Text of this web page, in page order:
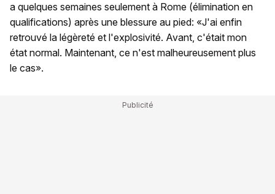
a quelques semaines seulement à Rome (élimination en
qualifications) après une blessure au pied: «J'ai enfin
retrouvé la légèreté et l'explosivité. Avant, c'était mon
état normal. Maintenant, ce n'est malheureusement plus
le cas».